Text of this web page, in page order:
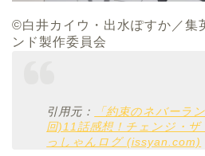
©白井カイウ・出水ぽすか／集
ンド製作委員会
引用元：
「約束のネバーラ
回)11話感想！チェンジ・
っしゃんログ (issyan.com)